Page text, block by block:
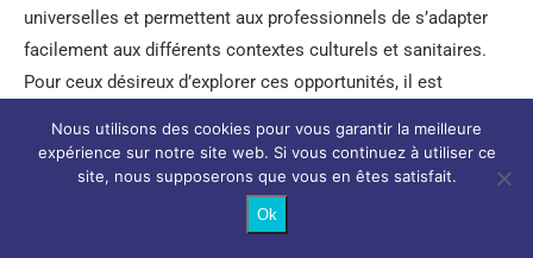
universelles et permettent aux professionnels de s’adapter
facilement aux différents contextes culturels et sanitaires.
Pour ceux désireux d’explorer ces opportunités, il est
par des ONG reconnues et de se préparer aux défis
logistiques et émotionnels que ces missions peuvent
Nous utilisons des cookies pour vous garantir la meilleure
expérience sur notre site web. Si vous continuez à utiliser ce
site, nous supposerons que vous en êtes satisfait.
Ok